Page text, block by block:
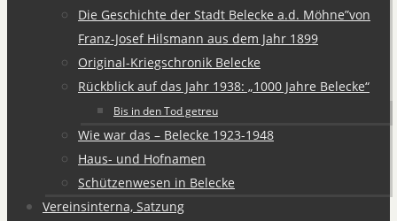
Die Geschichte der Stadt Belecke a.d. Möhne”von
Franz-Josef Hilsmann aus dem Jahr 1899
Original-Kriegschronik Belecke
Rückblick auf das Jahr 1938: „1000 Jahre Belecke“
Bis in den Tod getreu
Wie war das – Belecke 1923-1948
Haus- und Hofnamen
Schützenwesen in Belecke
Vereinsinterna, Satzung